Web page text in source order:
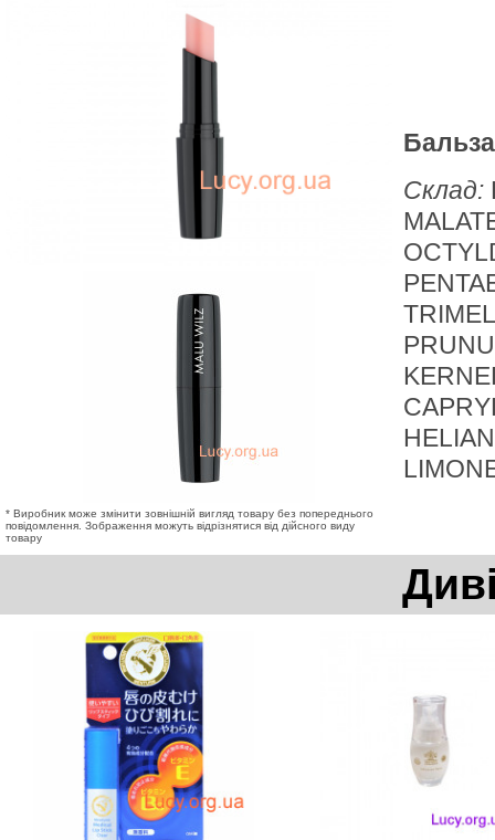
* Виробник може змінити зовнішній вигляд товару без попереднього
повідомлення. Зображення можуть відрізнятися від дійсного виду
товару
Склад: